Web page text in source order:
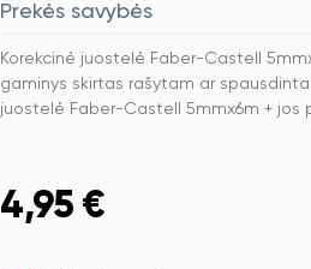
Prekės savybės
Korekcinė juostelė Faber-Castell
gaminys skirtas rašytam ar
juostelė Faber-Castell 5mmx6m + jos
4,95 €